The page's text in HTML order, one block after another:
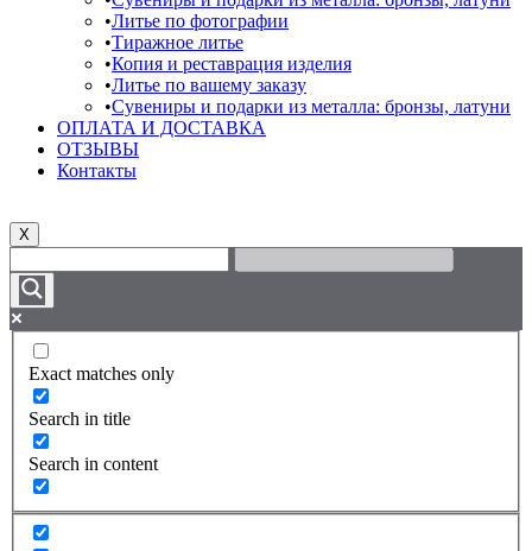
Литье по фотографии
Тиражное литье
Копия и реставрация изделия
Литье по вашему заказу
Сувениры и подарки из металла: бронзы, латуни
ОПЛАТА И ДОСТАВКА
ОТЗЫВЫ
Контакты
X
Exact matches only
Search in title
Search in content